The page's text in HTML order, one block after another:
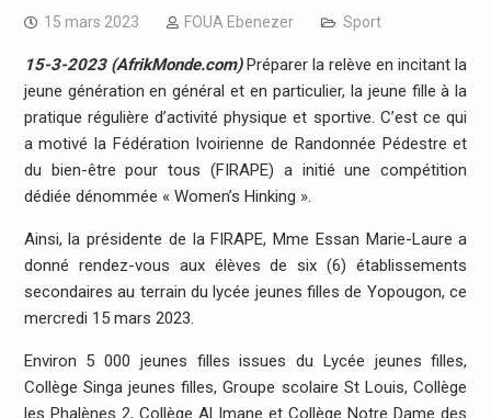
15 mars 2023 FOUA Ebenezer Sport
15-3-2023 (AfrikMonde.com)Préparer la relève en incitant la
jeune génération en général et en particulier, la jeune fille à la
pratique régulière d’activité physique et sportive. C’est ce qui
a motivé la Fédération Ivoirienne de Randonnée Pédestre et
du bien-être pour tous (FIRAPE) a initié une compétition
dédiée dénommée « Women’s Hinking ».
Ainsi, la présidente de la FIRAPE, Mme Essan Marie-Laure a
donné rendez-vous aux élèves de six (6) établissements
secondaires au terrain du lycée jeunes filles de Yopougon, ce
mercredi 15 mars 2023.
Environ 5 000 jeunes filles issues du Lycée jeunes filles,
Collège Singa jeunes filles, Groupe scolaire St Louis, Collège
les Phalènes 2, Collège Al Imane et Collège Notre Dame des